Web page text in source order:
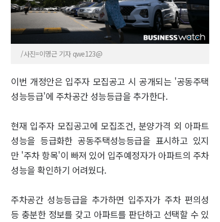
/사진=이명근 기자 qwe123@
이번 개정안은 입주자 모집공고 시 공개되는 '공동주택
성능등급'에 주차공간 성능등급을 추가한다.
현재 입주자 모집공고에 모집조건, 분양가격 외 아파트
성능을 등급화한 공동주택성능등급을 표시하고 있지
만 '주차 항목'이 빠져 있어 입주예정자가 아파트의 주차
성능을 확인하기 어려웠다.
주차공간 성능등급을 추가하면 입주자가 주차 편의성
등 충분한 정보를 갖고 아파트를 판단하고 선택할 수 있